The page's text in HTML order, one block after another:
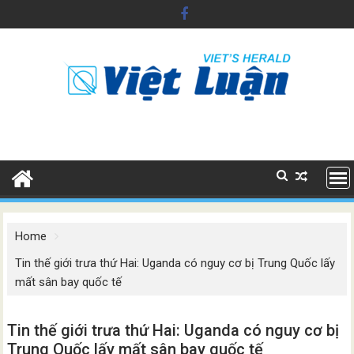
to
Home
Tin thế giới trưa thứ Hai: Uganda có nguy cơ bị Trung Quốc lấy
mất sân bay quốc tế
Tin thế giới trưa thứ Hai: Uganda có nguy cơ bị
Trung Quốc lấy mất sân bay quốc tế